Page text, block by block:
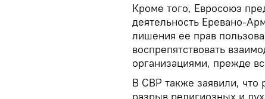
Кроме того, Евросоюз
деятельность Еревано-
лишения ее прав
воспрепятствовать
организациями, прежде
В СВР также заявили, что
разрыв религиозных и